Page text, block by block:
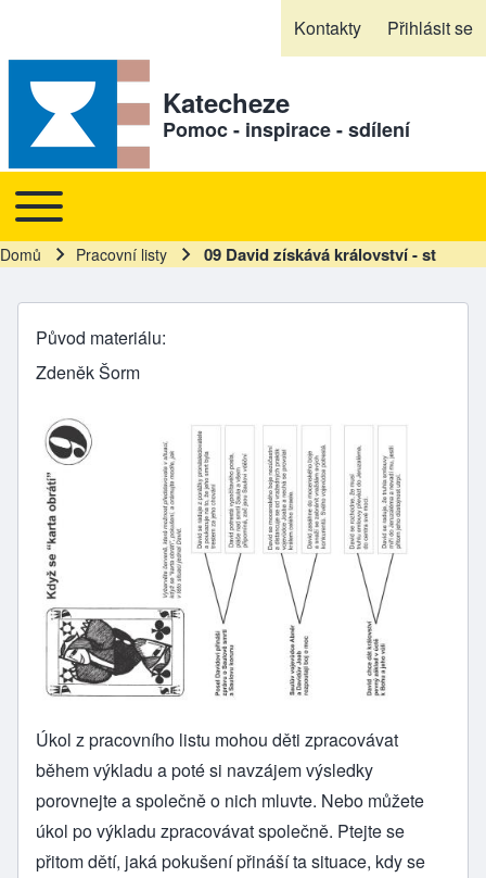
Kontakty Přihlásit se
Katecheze
Pomoc - inspirace - sdílení
Hlavní navigace
Toggle main menu
Drobečková navigace
Domů Pracovní listy 09 David získává království - st
Původ materiálu
Zdeněk Šorm
Úkol z pracovního listu mohou děti zpracovávat
během výkladu a poté si navzájem výsledky
porovnejte a společně o nich mluvte. Nebo můžete
úkol po výkladu zpracovávat společně. Ptejte se
přitom dětí, jaká pokušení přináší ta situace, kdy se